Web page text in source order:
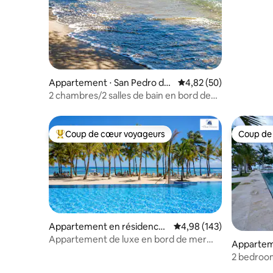
Appartement ⋅ San Pedro de
Macorís
Évaluation moyenne
4,82 (50)
2 chambres/2 salles de bain en bord de
du soleil • Parking
Coups de cœur voyageurs les plus appréciés
Coup de cœur voyageurs
Appartement en résidence ⋅
Juan Dolio
Évaluation moyenne
4,98 (143)
Appartement de luxe en bord de mer
Coup
Coup
Macorís
2